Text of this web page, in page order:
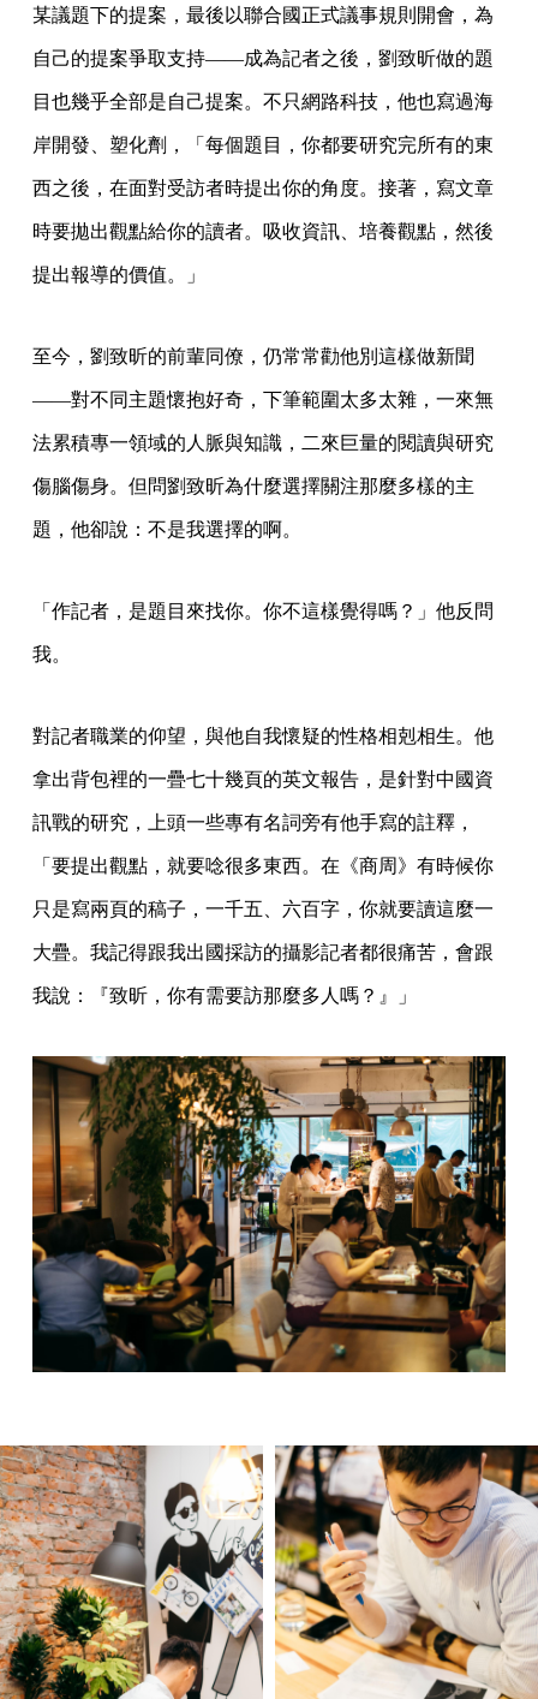
某議題下的提案，最後以聯合國正式議事規則開會，為
自己的提案爭取支持——成為記者之後，劉致昕做的題
目也幾乎全部是自己提案。不只網路科技，他也寫過海
岸開發、塑化劑，「每個題目，你都要研究完所有的東
西之後，在面對受訪者時提出你的角度。接著，寫文章
時要拋出觀點給你的讀者。吸收資訊、培養觀點，然後
提出報導的價值。」
至今，劉致昕的前輩同僚，仍常常勸他別這樣做新聞
——對不同主題懷抱好奇，下筆範圍太多太雜，一來無
法累積專一領域的人脈與知識，二來巨量的閱讀與研究
傷腦傷身。但問劉致昕為什麼選擇關注那麼多樣的主
題，他卻說：不是我選擇的啊。
「作記者，是題目來找你。你不這樣覺得嗎？」他反問
我。
對記者職業的仰望，與他自我懷疑的性格相剋相生。他
拿出背包裡的一疊七十幾頁的英文報告，是針對中國資
訊戰的研究，上頭一些專有名詞旁有他手寫的註釋，
「要提出觀點，就要唸很多東西。在《商周》有時候你
只是寫兩頁的稿子，一千五、六百字，你就要讀這麼一
大疊。我記得跟我出國採訪的攝影記者都很痛苦，會跟
我說：『致昕，你有需要訪那麼多人嗎？』」